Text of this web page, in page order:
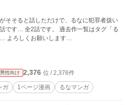
そそると話しただけで、るなに犯罪者扱い
作一覧はタグ「る
なマンガ」より… よろしくお願いします…
性向け 2,376 位 / 2,376件
ガ 1ページ漫画 るなマンガ